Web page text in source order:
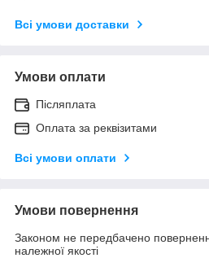
Всі умови доставки
Умови оплати
Післяплата
Оплата за реквізитами
Всі умови оплати
Умови повернення
Законом не передбачено
належної якості